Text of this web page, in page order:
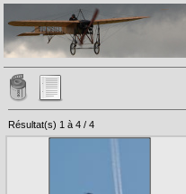
Résultat(s) 1 à 4 / 4